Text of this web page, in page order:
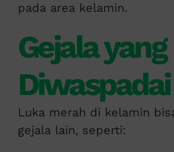
pada area kelamin.
Gejala
Diwaspadai
Luka merah di kelamin
gejala lain, seperti: